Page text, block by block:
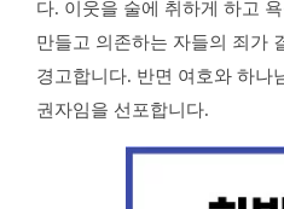
다. 이웃을 술에 취하게 하고
만들고 의존하는 자들의 죄가
경고합니다. 반면 여호와 하나
권자임을 선포합니다.